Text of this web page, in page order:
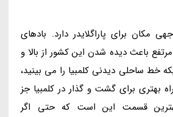
مکان برای پاراگلایدر دارد. بادهای
باعث دیده شدن این کشور از بالا و
خط ساحلی دیدنی کلمبیا را می بینید،
بهتری برای گشت و گذار در کلمبیا جز
قسمت این است که حتی اگر